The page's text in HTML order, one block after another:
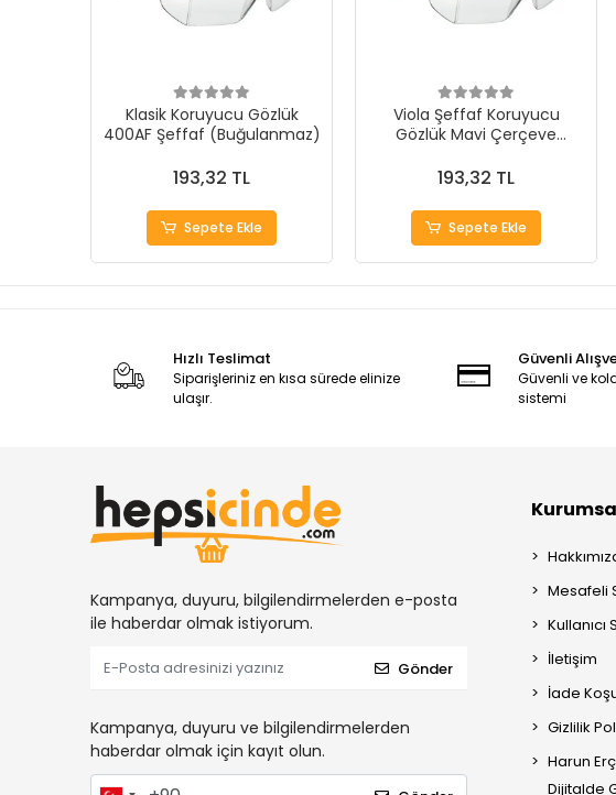
Klasik Koruyucu Gözlük
400AF Şeffaf (Buğulanmaz)
193,32 TL
Sepete Ekle
Viola Şeffaf Koruyucu
Gözlük Mavi Çerçeve
193,32 TL
Sepete Ekle
Hızlı Teslimat
Siparişleriniz en kısa sürede elinize
ulaşır.
Güvenli
Güvenli ve
sistemi
Kampanya, duyuru, bilgilendirmelerden e-posta
ile haberdar olmak istiyorum.
Gönder
Kampanya, duyuru ve bilgilendirmelerden
haberdar olmak için kayıt olun.
Mesafeli
İletişim
İade
Gizlilik
Harun
Dijitalde